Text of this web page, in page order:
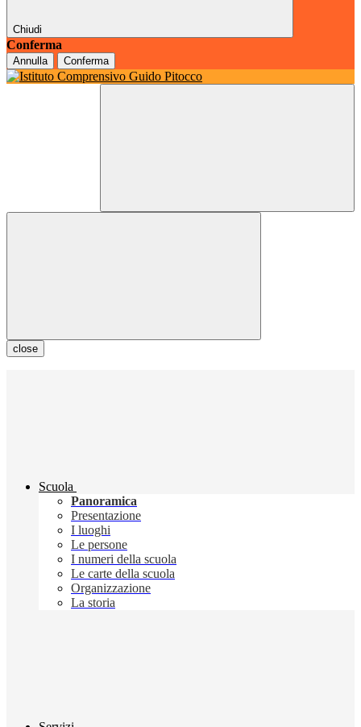
Chiudi
Conferma
Annulla Conferma
close
Scuola
Panoramica
Presentazione
I luoghi
Le persone
I numeri della scuola
Le carte della scuola
Organizzazione
La storia